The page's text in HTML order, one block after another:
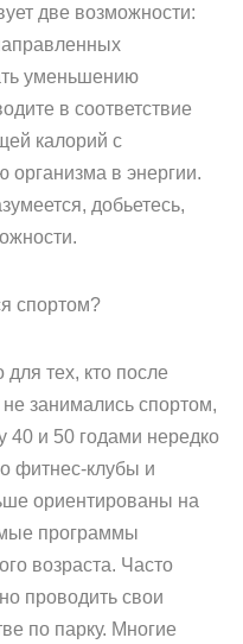
две возможности:
уменьшению
в соответствие
калорий с
в энергии.
добьетесь,
спортом?
тех, кто после
занимались спортом,
40 и 50 годами нередко
фитнес-клубы и
ориентированы на
программы
возраста. Часто
проводить свои
по парку. Многие